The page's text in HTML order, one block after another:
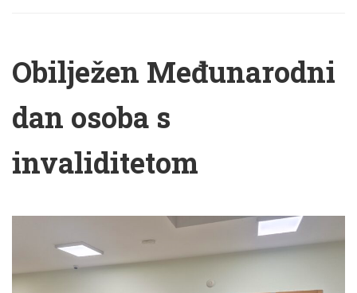
Obilježen Međunarodni
dan osoba s
invaliditetom